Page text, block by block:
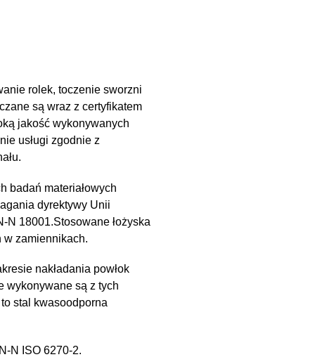
rolek, toczenie sworzni
są wraz z certyfikatem
jakość wykonywanych
usługi zgodnie z
badań materiałowych
dyrektywy Unii
18001.Stosowane łożyska
w zamiennikach.
nakładania powłok
wykonywane są z tych
stal kwasoodporna
N ISO 6270-2.